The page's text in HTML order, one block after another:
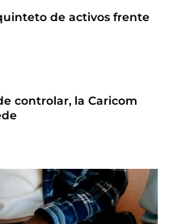
de activos frente
controlar, la Caricom